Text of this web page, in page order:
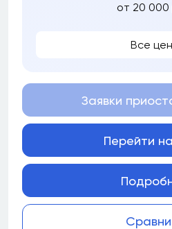
от 20 000
Все
Заявки
Перейти